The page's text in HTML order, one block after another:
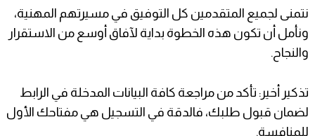
​نتمنى لجميع المتقدمين كل التوفيق في مسيرتهم المهنية،
ونأمل أن تكون هذه الخطوة بداية لآفاق أوسع من الاستقرار
والنجاح.
​تذكير أخير: تأكد من مراجعة كافة البيانات المدخلة في الرابط
لضمان قبول طلبك، فالدقة في التسجيل هي مفتاحك الأول
للمنافسة.